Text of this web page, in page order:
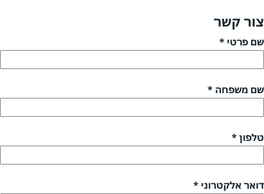
צור קשר
שם פרטי *
שם משפחה *
טלפון *
דואר אלקטרוני *